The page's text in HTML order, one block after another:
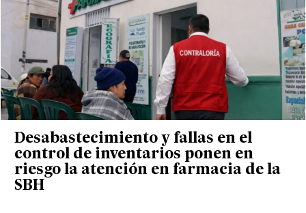
Desabastecimiento y fallas en el
control de inventarios ponen en
riesgo la atención en farmacia de la
SBH